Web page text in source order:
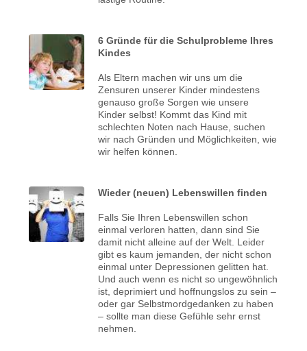
6 Gründe für die Schulprobleme Ihres
Kindes
Als Eltern machen wir uns um die
Zensuren unserer Kinder mindestens
genauso große Sorgen wie unsere
Kinder selbst! Kommt das Kind mit
schlechten Noten nach Hause, suchen
wir nach Gründen und Möglichkeiten, wie
wir helfen können.
Wieder (neuen) Lebenswillen finden
Falls Sie Ihren Lebenswillen schon
einmal verloren hatten, dann sind Sie
damit nicht alleine auf der Welt. Leider
gibt es kaum jemanden, der nicht schon
einmal unter Depressionen gelitten hat.
Und auch wenn es nicht so ungewöhnlich
ist, deprimiert und hoffnungslos zu sein –
oder gar Selbstmordgedanken zu haben
– sollte man diese Gefühle sehr ernst
nehmen.